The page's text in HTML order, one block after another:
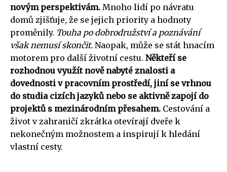
novým perspektivám. Mnoho lidí po návratu
domů zjišťuje, že se jejich priority a hodnoty
proměnily. Touha po dobrodružství a poznávání
však nemusí skončit. Naopak, může se stát hnacím
motorem pro další životní cestu. Někteří se
rozhodnou využít nově nabyté znalosti a
dovednosti v pracovním prostředí, jiní se vrhnou
do studia cizích jazyků nebo se aktivně zapojí do
projektů s mezinárodním přesahem. Cestování a
život v zahraničí zkrátka otevírají dveře k
nekonečným možnostem a inspirují k hledání
vlastní cesty.